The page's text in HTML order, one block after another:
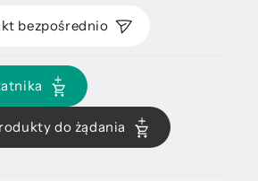
bezpośrednio
do żądania